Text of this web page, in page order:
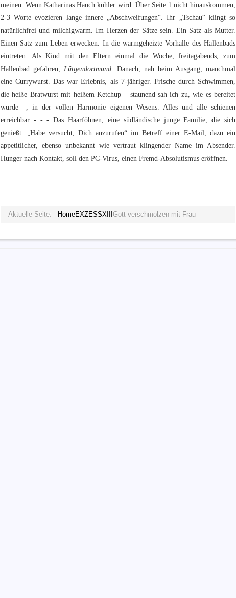
meinen. Wenn Katharinas Hauch kühler wird. Über Seite 1 nicht hinauskommen,
2-3 Worte evozieren lange innere „Abschweifungen“. Ihr „Tschau“ klingt so
natürlichfrei und milchigwarm. Im Herzen der Sätze sein. Ein Satz als Mutter.
Einen Satz zum Leben erwecken. In die warmgeheizte Vorhalle des Hallenbads
eintreten. Als Kind mit den Eltern einmal die Woche, freitagabends, zum
Hallenbad gefahren, Lütgendortmund . Danach, nah beim Ausgang, manchmal
eine Currywurst. Das war Erlebnis, als 7-jähriger. Frische durch Schwimmen,
die heiße Bratwurst mit heißem Ketchup – staunend sah ich zu, wie es bereitet
wurde –, in der vollen Harmonie eigenen Wesens. Alles und alle schienen
erreichbar - - - Das Haarföhnen, eine südländische junge Familie, die sich
genießt. „Habe versucht, Dich anzurufen“ im Betreff einer E-Mail, dazu ein
appetitlicher, ebenso unbekannt wie vertraut klingender Name im Absender.
Hunger nach Kontakt, soll den PC-Virus, einen Fremd-Absolutismus eröffnen.
Aktuelle Seite: HomeEXZESSXIII Gott verschmolzen mit Frau